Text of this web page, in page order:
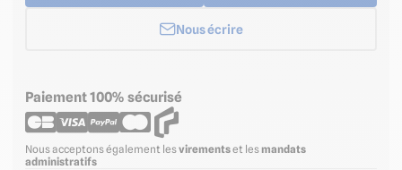
Nous écrire
Paiement 100% sécurisé
Nous acceptons également lesvirementset les mandats
administratifs